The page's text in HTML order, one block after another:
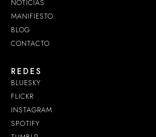
NOTICIAS
MANIFIESTO
BLOG
CONTACTO
REDES
BLUESKY
FLICKR
INSTAGRAM
SPOTIFY